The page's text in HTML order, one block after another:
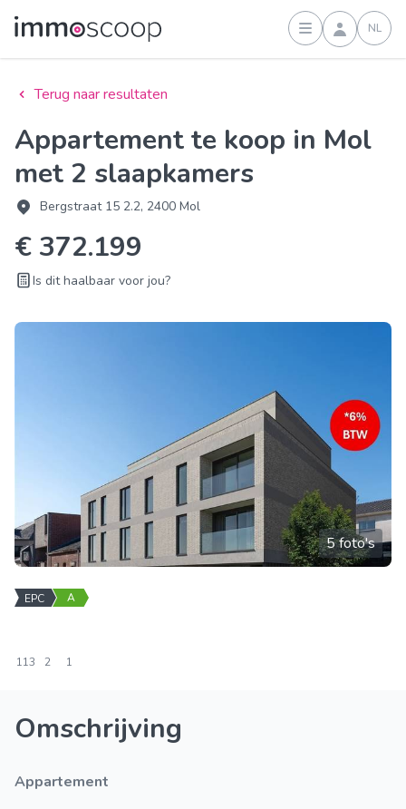
Inloggen
NL
Terug naar resultaten
Appartement te koop in Mol
met 2 slaapkamers
Bergstraat 15 2.2, 2400 Mol
€ 372.199
Is dit haalbaar voor jou?
5 foto's
EPC A
113 2 1
Omschrijving
Appartement